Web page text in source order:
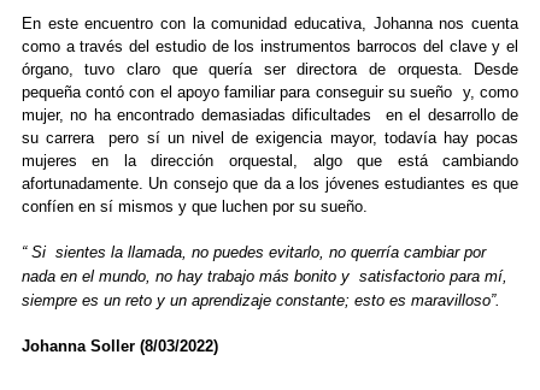
En este encuentro con la comunidad educativa, Johanna nos cuenta
como a través del estudio de los instrumentos barrocos del clave y el
órgano, tuvo claro que quería ser directora de orquesta. Desde
pequeña contó con el apoyo familiar para conseguir su sueño y, como
mujer, no ha encontrado demasiadas dificultades en el desarrollo de
su carrera pero sí un nivel de exigencia mayor, todavía hay pocas
mujeres en la dirección orquestal, algo que está cambiando
afortunadamente. Un consejo que da a los jóvenes estudiantes es que
confíen en sí mismos y que luchen por su sueño.
“ Si sientes la llamada, no puedes evitarlo, no querría cambiar por
nada en el mundo, no hay trabajo más bonito y satisfactorio para mí,
siempre es un reto y un aprendizaje constante; esto es maravilloso”.
Johanna Soller (8/03/2022)